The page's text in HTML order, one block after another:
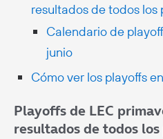
resultados de todos los
Calendario de
junio
Cómo ver los playoffs
Playoffs de LEC
resultados de todos